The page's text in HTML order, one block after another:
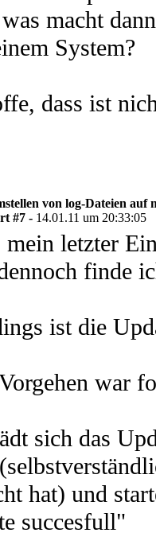
macht
System?
dass ist
von log-Dateien auf
#7 - 14.01.11 um 20:33:05
mein letzter
finde
ist die
war
sich das
hat) und
succesfull"